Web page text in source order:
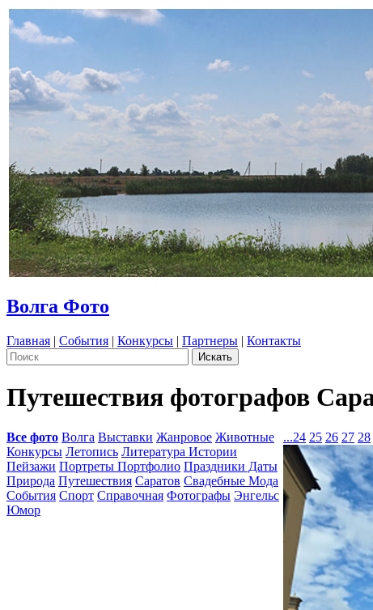
Волга Фото
Главная | События | Конкурсы | Партнеры | Контакты
Путешествия фотографов
Все фото Волга Выставки Жанровое Животные
Конкурсы Летопись Литература Истории
Пейзажи Портреты Портфолио Праздники Даты
Природа Путешествия Саратов Свадебные Мода
События Спорт Справочная Фотографы Энгельс
Юмор
...24 25 26 27 28